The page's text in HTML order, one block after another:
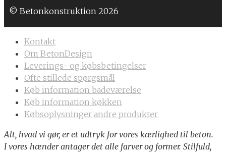
© Betonkonstruktion 2026
Kontakt
Om BetonDesign
Leverings- og købsbetingelser
Ofte stillede spørgsmål
Køb information badeværelse
Køb information køkken
Købsoplysninger andre produkter
Alt, hvad vi gør, er et udtryk for vores kærlighed til beton.
I vores hænder antager det alle farver og former. Stilfuld,